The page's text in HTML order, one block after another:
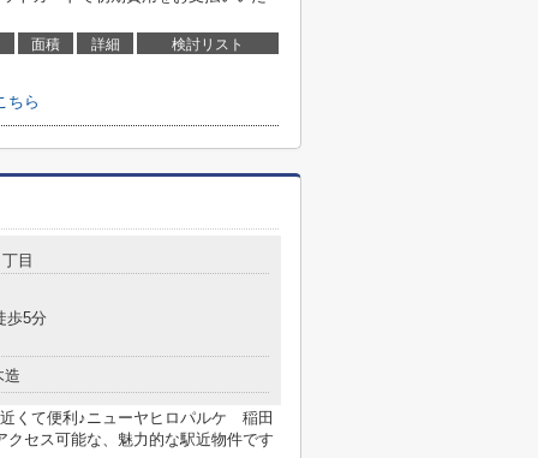
面積 詳細 検討リスト
ちら
目
歩5分
造
くて便利♪ニューヤヒロパルケ 稲田
セス可能な、魅力的な駅近物件です